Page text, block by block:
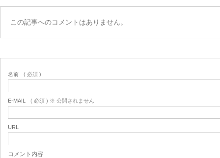
この記事へのコメントはありません。
名前 ( 必須 )
E-MAIL ( 必須 ) ※ 公開されません
URL
コメント内容